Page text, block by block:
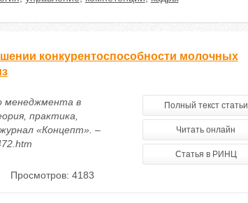
конкурентоспособности молочных
менеджмента в
практика,
«Концепт». –
Полный текст статьи
Читать онлайн
Статья в РИНЦ
Просмотров: 4183